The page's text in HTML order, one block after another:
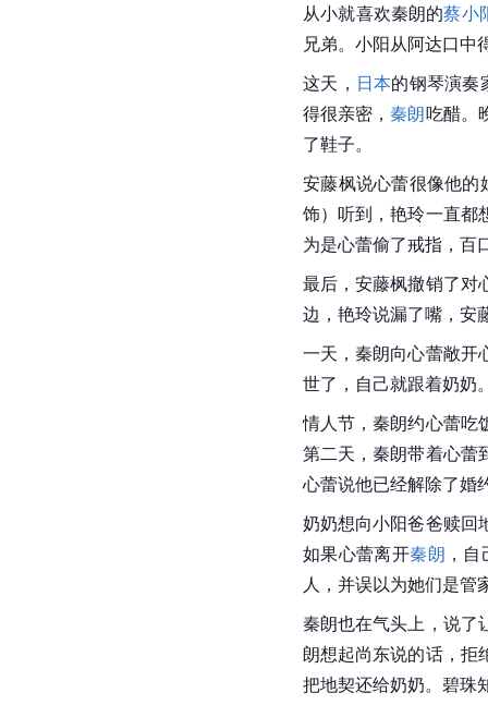
从小就喜欢秦朗的蔡小
兄弟。小阳从阿达口中
这天， 日本的钢琴演奏
得很亲密，秦朗吃醋。
了鞋子。
安藤枫说心蕾很像他的
饰）听到，艳玲一直都
为是心蕾偷了戒指，百
最后，安藤枫撤销了对
边，艳玲说漏了嘴， 安
一天，秦朗向心蕾敞开
世了，自己就跟着奶奶
情人节 ，秦朗约心蕾吃
第二天，秦朗带着心蕾
心蕾说他已经解除了婚
奶奶想向小阳爸爸赎回
如果心蕾离开秦朗 ，
人，并误以为她们是管
秦朗也在气头上，说了
朗想起尚东说的话，拒
把地契还给奶奶。碧珠